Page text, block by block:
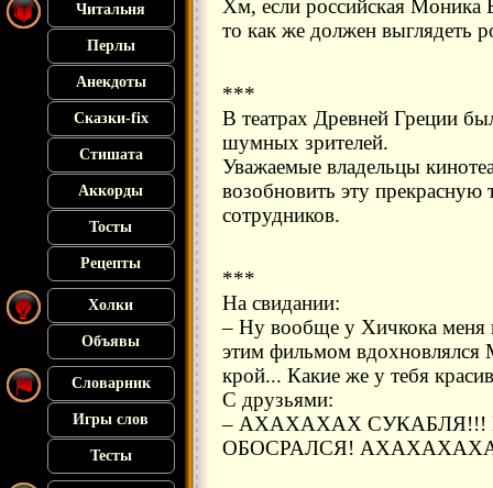
Читальня
Перлы
Анекдоты
Сказки-fix
Стишата
Аккорды
Тосты
Рецепты
Холки
Объявы
Словарник
Игры слов
Тесты
Хм, если российская Моника
то как же должен выглядеть
***
В театрах Древней Греции
шумных зрителей.
Уважаемые владельцы
возобновить эту
сотрудников.
***
На свидании:
– Ну вообще у Хичкока
этим фильмом вдохновлялся
крой... Какие же у тебя
С друзьями:
– АХАХАХАХ
ОБОСРАЛСЯ!